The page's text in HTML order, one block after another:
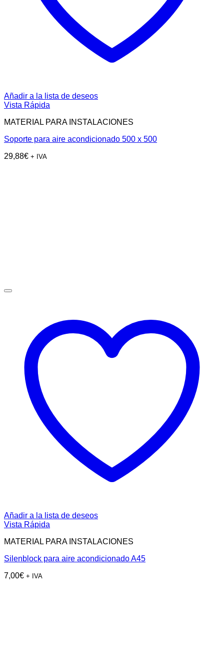
Añadir a la lista de deseos
Vista Rápida
MATERIAL PARA INSTALACIONES
Soporte para aire acondicionado 500 x 500
29,88€ + IVA
Añadir a la lista de deseos
Vista Rápida
MATERIAL PARA INSTALACIONES
Silenblock para aire acondicionado A45
7,00€ + IVA